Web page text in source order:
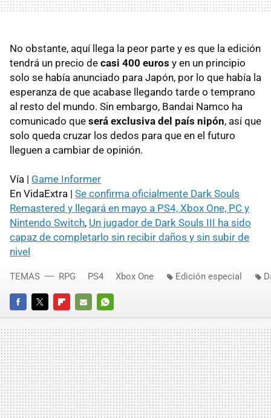
No obstante, aquí llega la peor parte y es que la edición
tendrá un precio de casi 400 euros y en un principio
solo se había anunciado para Japón, por lo que había la
esperanza de que acabase llegando tarde o temprano
al resto del mundo. Sin embargo, Bandai Namco ha
comunicado que será exclusiva del país nipón, así que
solo queda cruzar los dedos para que en el futuro
lleguen a cambiar de opinión.
Vía | Game Informer
En VidaExtra | Se confirma oficialmente Dark Souls
Remastered y llegará en mayo a PS4, Xbox One, PC y
Nintendo Switch, Un jugador de Dark Souls III ha sido
capaz de completarlo sin recibir daños y sin subir de
nivel
FACEBOOKTWITTERFLIPBOARD
E-
MAIL
WHATSAPP
TEMAS RPG PS4 Xbox One Edición especial